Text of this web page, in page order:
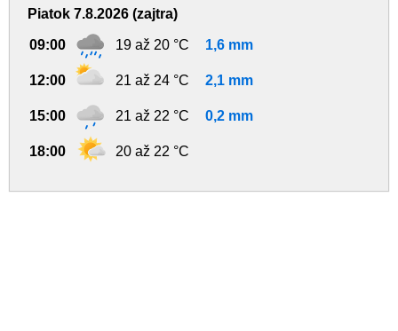
Piatok 7.8.2026 (zajtra)
09:00 19 až 20 °C 1,6 mm
12:00 21 až 24 °C 2,1 mm
15:00 21 až 22 °C 0,2 mm
18:00 20 až 22 °C